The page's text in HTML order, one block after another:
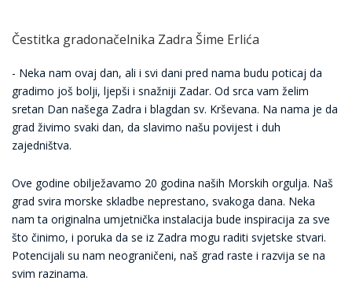
Čestitka gradonačelnika Zadra Šime Erlića
- Neka nam ovaj dan, ali i svi dani pred nama budu poticaj da
gradimo još bolji, ljepši i snažniji Zadar. Od srca vam želim
sretan Dan našega Zadra i blagdan sv. Krševana. Na nama je da
grad živimo svaki dan, da slavimo našu povijest i duh
zajedništva.
Ove godine obilježavamo 20 godina naših Morskih orgulja. Naš
grad svira morske skladbe neprestano, svakoga dana. Neka
nam ta originalna umjetnička instalacija bude inspiracija za sve
što činimo, i poruka da se iz Zadra mogu raditi svjetske stvari.
Potencijali su nam neograničeni, naš grad raste i razvija se na
svim razinama.